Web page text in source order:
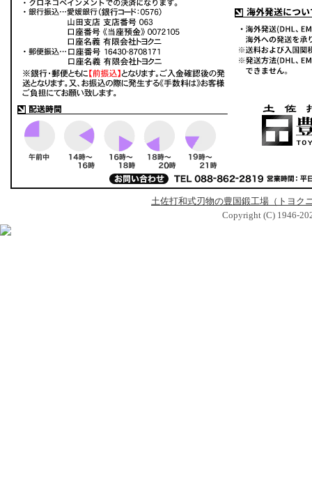
土佐打和式刃物の豊国鍛工場（トヨク
Copyright (C) 1946-